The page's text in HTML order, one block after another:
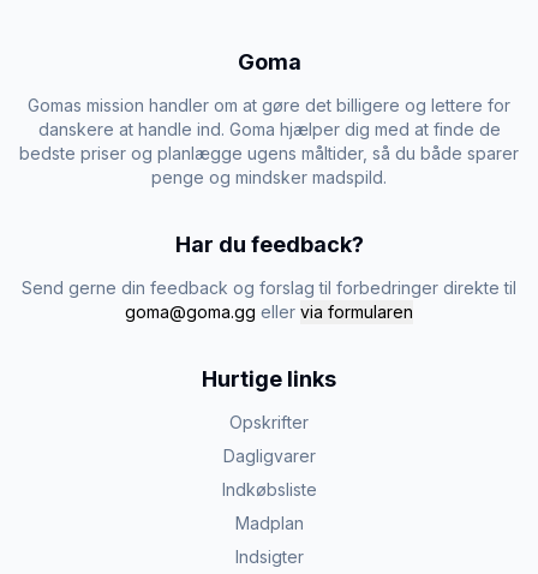
Goma
Gomas mission handler om at gøre det billigere og lettere for
danskere at handle ind. Goma hjælper dig med at finde de
bedste priser og planlægge ugens måltider, så du både sparer
penge og mindsker madspild.
Har du feedback?
Send gerne din feedback og forslag til forbedringer direkte til
goma@goma.gg eller via formularen
Hurtige links
Opskrifter
Dagligvarer
Indkøbsliste
Madplan
Indsigter